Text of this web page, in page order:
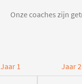
Onze coaches zijn
Jaar 1 Jaar 2